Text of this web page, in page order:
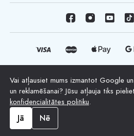
© Autortiesības 2026 HappyMoon,
"HappyMoon®", "Peltes®" un visi
HappyMoon, S.L. reģistrētas
Vai atļausiet mums izmantot Google
un reklamēšanai? Jūsu atļauja tiks
konfidencialitātes politiku.
Jā Nē